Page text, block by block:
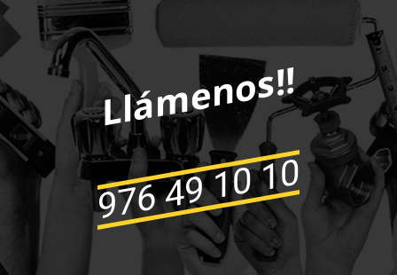
Llámenos!!
976 49 10 10